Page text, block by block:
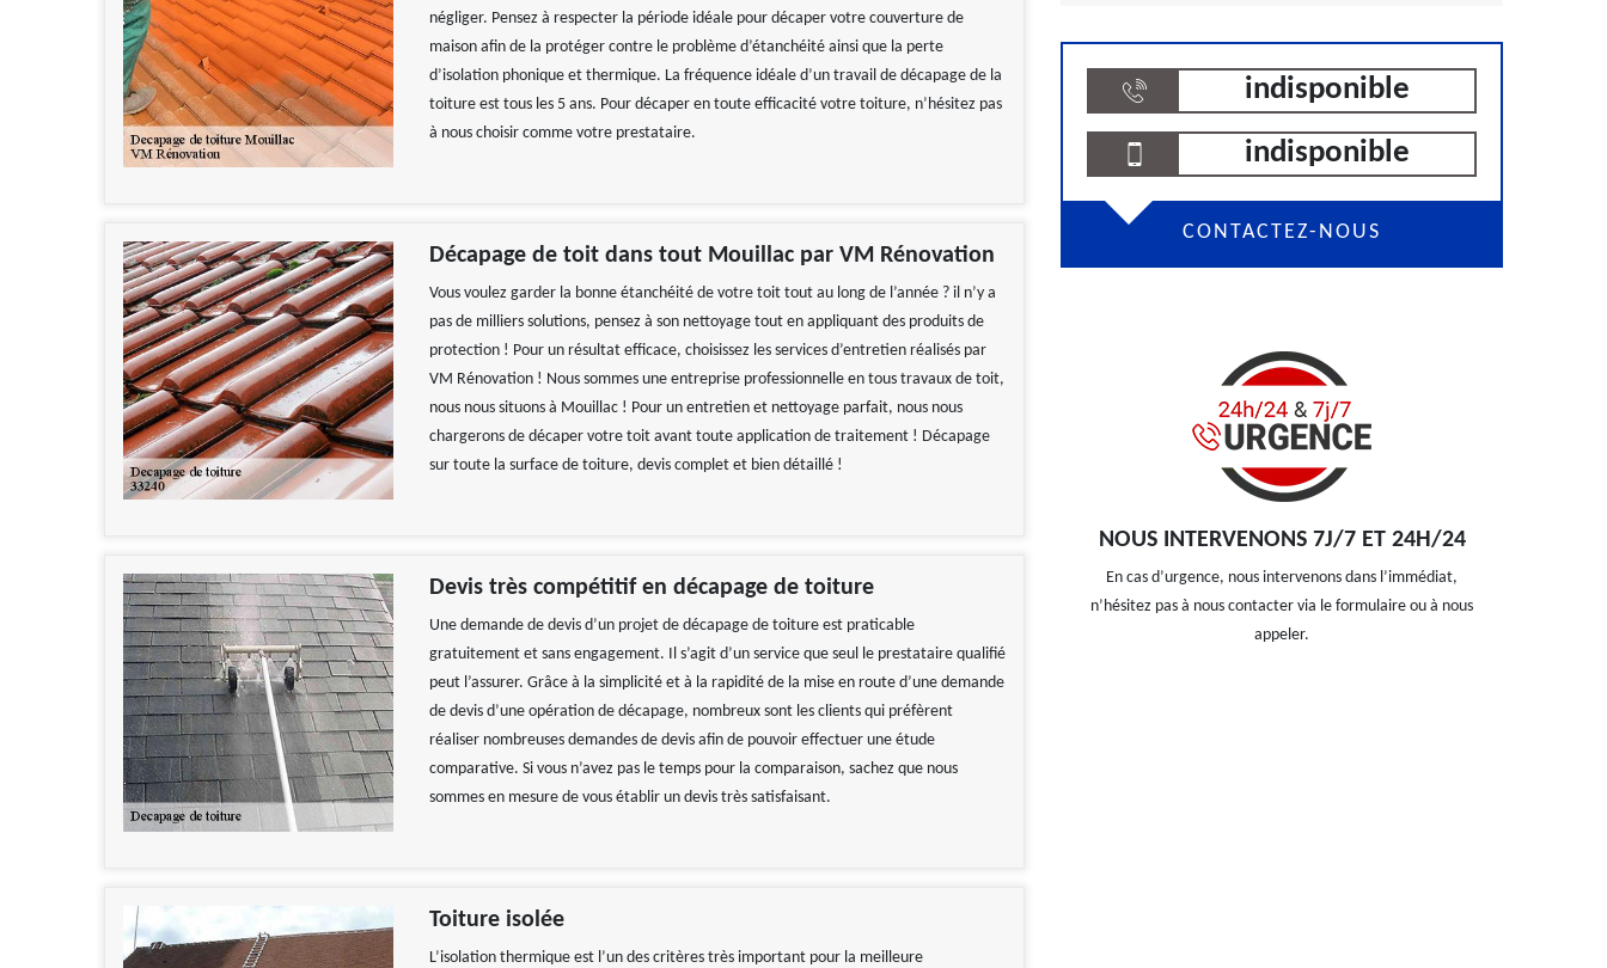
négliger. Pensez à respecter la période idéale pour décaper votre couverture de
maison afin de la protéger contre le problème d’étanchéité ainsi que la perte
d’isolation phonique et thermique. La fréquence idéale d’un travail de décapage de la
toiture est tous les 5 ans. Pour décaper en toute efficacité votre toiture, n’hésitez pas
à nous choisir comme votre prestataire.
Décapage de toit dans tout Mouillac par VM Rénovation
Vous voulez garder la bonne étanchéité de votre toit tout au long de l’année ? il n’y a
pas de milliers solutions, pensez à son nettoyage tout en appliquant des produits de
protection ! Pour un résultat efficace, choisissez les services d’entretien réalisés par
VM Rénovation ! Nous sommes une entreprise professionnelle en tous travaux de toit,
nous nous situons à Mouillac ! Pour un entretien et nettoyage parfait, nous nous
chargerons de décaper votre toit avant toute application de traitement ! Décapage
sur toute la surface de toiture, devis complet et bien détaillé !
Devis très compétitif en décapage de toiture
Une demande de devis d’un projet de décapage de toiture est praticable
gratuitement et sans engagement. Il s’agit d’un service que seul le prestataire qualifié
peut l’assurer. Grâce à la simplicité et à la rapidité de la mise en route d’une demande
de devis d’une opération de décapage, nombreux sont les clients qui préfèrent
réaliser nombreuses demandes de devis afin de pouvoir effectuer une étude
comparative. Si vous n’avez pas le temps pour la comparaison, sachez que nous
sommes en mesure de vous établir un devis très satisfaisant.
Toiture isolée
L’isolation thermique est l’un des critères très important pour la meilleure
indisponible
indisponible
CONTACTEZ-NOUS
NOUS INTERVENONS 7J/7 ET 24H/24
En cas d’urgence, nous intervenons dans l’immédiat,
n’hésitez pas à nous contacter via le formulaire ou à nous
appeler.